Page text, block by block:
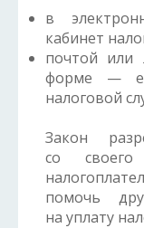
в
кабинет
почтой
форме —
налоговой
Закон
со
помочь
на уплату